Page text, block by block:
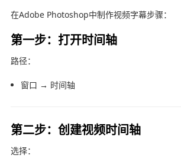
在Adobe Photoshop中制作视频字幕步骤：
第一步：打开时间轴
路径：
窗口 → 时间轴
第二步：创建视频时间轴
选择：